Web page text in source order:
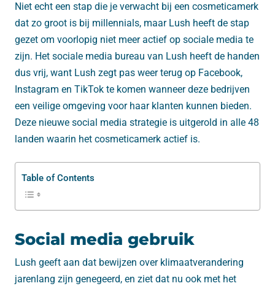
Niet echt een stap die je verwacht bij een cosmeticamerk
dat zo groot is bij millennials, maar Lush heeft de stap
gezet om voorlopig niet meer actief op sociale media te
zijn. Het sociale media bureau van Lush heeft de handen
dus vrij, want Lush zegt pas weer terug op Facebook,
Instagram en TikTok te komen wanneer deze bedrijven
een veilige omgeving voor haar klanten kunnen bieden.
Deze nieuwe social media strategie is uitgerold in alle 48
landen waarin het cosmeticamerk actief is.
Table of Contents
Social media gebruik
Lush geeft aan dat bewijzen over klimaatverandering
jarenlang zijn genegeerd, en ziet dat nu ook met het